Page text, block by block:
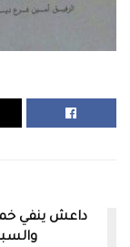
داعش ينفي